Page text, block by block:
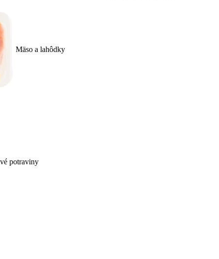
Mäso a lahôdky
potraviny